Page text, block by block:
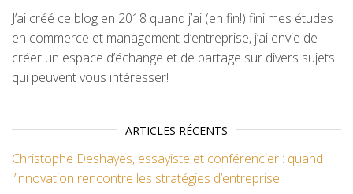
J’ai créé ce blog en 2018 quand j’ai (en fin!) fini mes études
en commerce et management d’entreprise, j’ai envie de
créer un espace d’échange et de partage sur divers sujets
qui peuvent vous intéresser!
ARTICLES RÉCENTS
Christophe Deshayes, essayiste et conférencier : quand
l’innovation rencontre les stratégies d’entreprise